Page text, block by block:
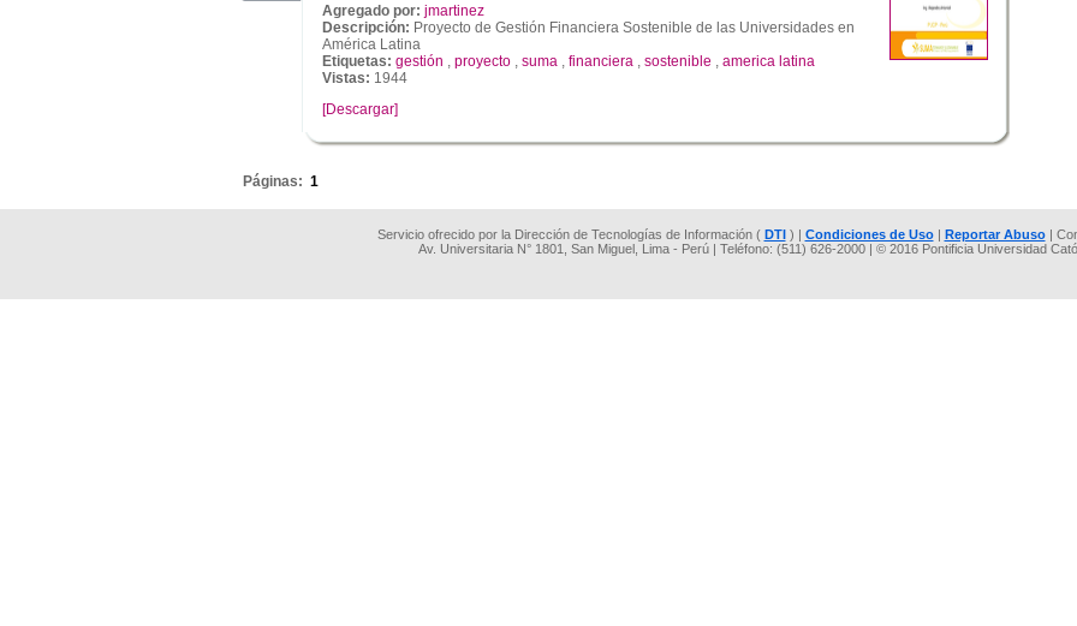
Agregado por: jmartinez
Descripción: Proyecto de Gestión Financiera Sostenible de las Universidades en
América Latina
Etiquetas: gestión , proyecto , suma , financiera , sostenible , america latina
Vistas: 1944
[Descargar]
Páginas: 1
Servicio ofrecido por la Dirección de Tecnologías de Información ( DTI) | Condiciones de Uso| Reportar Abuso|
Av. Universitaria N° 1801, San Miguel, Lima - Perú | Teléfono: (511) 626-2000 | © 2016 Pontificia Universidad